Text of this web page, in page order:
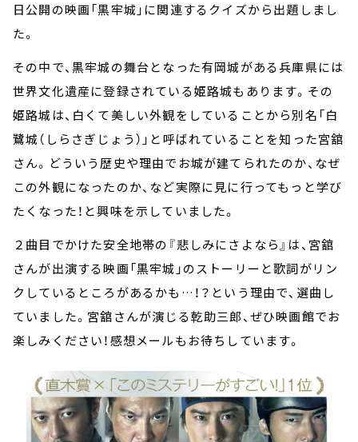
日公開の映画「黒牢城」に関連するクイズから出題しまし
た。
その中で、黒牢城の舞台となった有岡城がある兵庫県には
世界文化遺産に登録されている姫路城もあります。その
姫路城は、白くて美しい外観をしていることから別名「白
鷺城（しらさぎじょう）」と呼ばれていることを知った宮舘
さん。どういう歴史や理由でお城が建てられたのか、なぜ
この外観になったのか、など実際に見に行ってもっと学び
たくなった！と興味を示していました。
２曲目でかけた安全地帯の『悲しみにさよなら』は、宮舘
さんが出演する映画「黒牢城」のストーリーと歌詞がリン
クしているところがあるかも…！？という理由で、選曲し
ていました。宮舘さんが演じる乾助三郎、ぜひ映画館でお
楽しみください！感想メールもお待ちしています。